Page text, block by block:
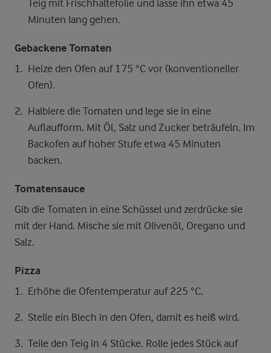
Teig mit Frischhaltefolie und lasse ihn etwa 45
Minuten lang gehen.
Gebackene Tomaten
Heize den Ofen auf 175 °C vor (konventioneller
Ofen).
Halbiere die Tomaten und lege sie in eine
Auflaufform. Mit Öl, Salz und Zucker beträufeln. Im
Backofen auf hoher Stufe etwa 45 Minuten
backen.
Tomatensauce
Gib die Tomaten in eine Schüssel und zerdrücke sie
mit der Hand. Mische sie mit Olivenöl, Oregano und
Salz.
Pizza
Erhöhe die Ofentemperatur auf 225 °C.
Stelle ein Blech in den Ofen, damit es heiß wird.
Teile den Teig in 4 Stücke. Rolle jedes Stück auf